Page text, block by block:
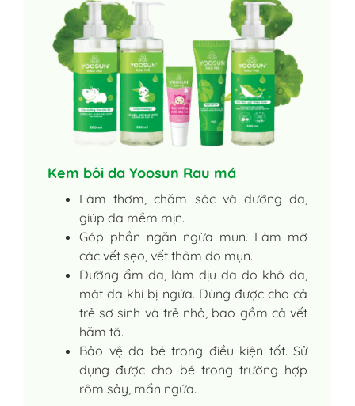
Kem bôi da Yoosun Rau má
Làm thơm, chăm sóc và dưỡng da,
giúp da mềm mịn.
Góp phần ngăn ngừa mụn. Làm mờ
các vết sẹo, vết thâm do mụn.
Dưỡng ẩm da, làm dịu da do khô da,
mát da khi bị ngứa. Dùng được cho cả
trẻ sơ sinh và trẻ nhỏ, bao gồm cả vết
hăm tã.
Bảo vệ da bé trong điều kiện tốt. Sử
dụng được cho bé trong trường hợp
rôm sảy, mẩn ngứa.